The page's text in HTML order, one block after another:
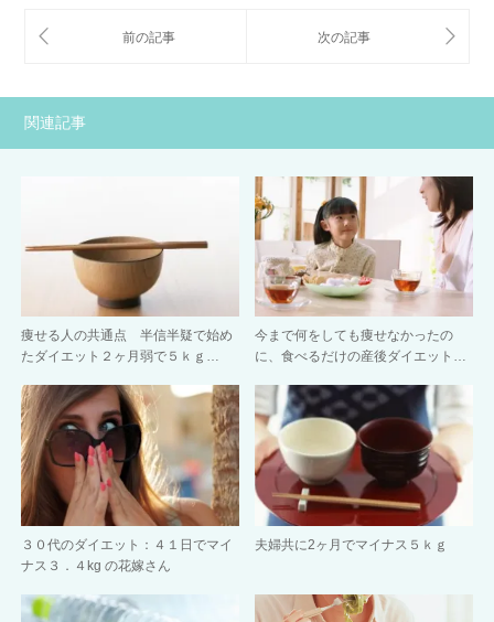
関連記事
痩せる人の共通点 半信半疑で始め
たダイエット２ヶ月弱で５ｋｇ…
今まで何をしても痩せなかったの
に、食べるだけの産後ダイエット…
３０代のダイエット：４１日でマイ
ナス３．４kg の花嫁さん
夫婦共に2ヶ月でマイナス５ｋｇ